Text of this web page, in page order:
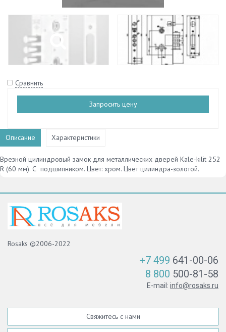
Сравнить
Запросить цену
Описание Характеристики
Врезной цилиндровый замок для металлических дверей Kale-kilit 252
R (60 мм). С подшипником. Цвет: хром. Цвет цилиндра-золотой.
Rosaks ©2006-2022
+7 499 641-00-06
8 800 500-81-58
E-mail: info@rosaks.ru
Свяжитесь с нами